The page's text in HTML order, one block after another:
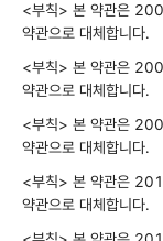
<부칙> 본 약관은
약관으로 대체합니다.
<부칙> 본 약관은
약관으로 대체합니다.
<부칙> 본 약관은
약관으로 대체합니다.
<부칙> 본 약관은
약관으로 대체합니다.